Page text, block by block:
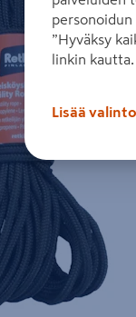
personoidun
”Hyväksy
linkin kautta.
Lisää